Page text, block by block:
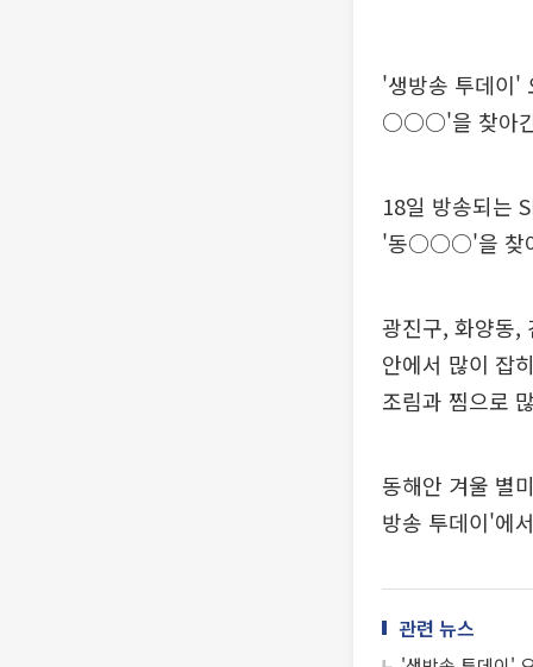
'생방송 투데이'
○○○'을 찾아
18일 방송되는
'동○○○'을 찾아
광진구, 화양동
안에서 많이 잡
조림과 찜으로
동해안 겨울 별
방송 투데이'에
관련 뉴스